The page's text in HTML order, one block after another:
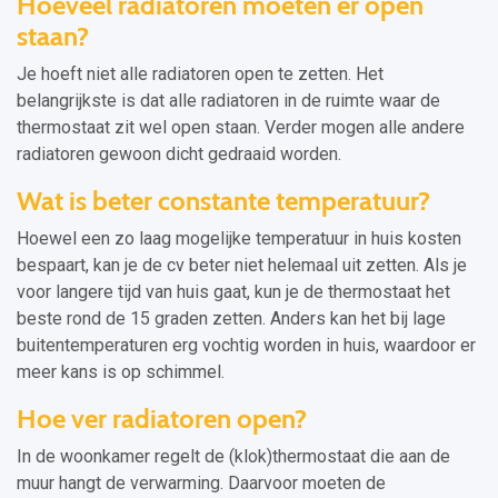
staan?
Je hoeft niet alle radiatoren open te zetten. Het
belangrijkste is dat alle radiatoren in de ruimte waar de
thermostaat zit wel open staan. Verder mogen alle andere
radiatoren gewoon dicht gedraaid worden.
Wat is beter constante temperatuur?
Hoewel een zo laag mogelijke temperatuur in huis kosten
bespaart, kan je de cv beter niet helemaal uit zetten. Als je
voor langere tijd van huis gaat, kun je de thermostaat het
beste rond de 15 graden zetten. Anders kan het bij lage
buitentemperaturen erg vochtig worden in huis, waardoor er
meer kans is op schimmel.
Hoe ver radiatoren open?
In de woonkamer regelt de (klok)thermostaat die aan de
muur hangt de verwarming. Daarvoor moeten de